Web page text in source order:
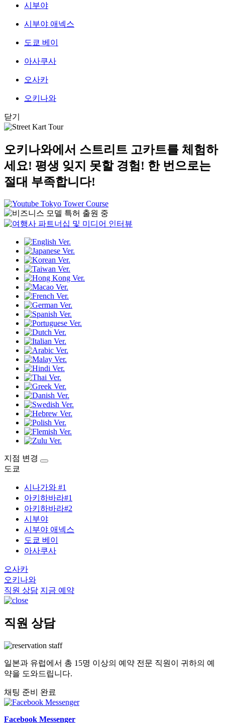
시부야
시부야 애넥스
도쿄 베이
아사쿠사
오사카
오키나와
닫기
오키나와에서 스트리트 고카트를 체험하
세요! 평생 잊지 못할 경험! 한 번으로는
절대 부족합니다!
지점 변경
도쿄
시나가와 #1
아키하바라#1
아키하바라#2
시부야
시부야 애넥스
도쿄 베이
아사쿠사
오사카
오키나와
직원 상담 지금 예약
직원 상담
일본과 유럽에서 총 15명 이상의 예약 전문 직원이 귀하의 예
약을 도와드립니다.
채팅 준비 완료
Facebook Messenger